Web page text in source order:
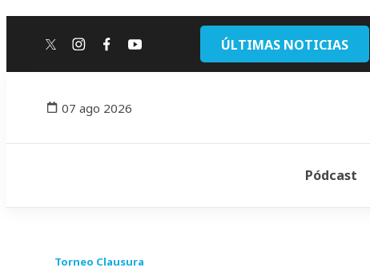
twitterinstagram
facebook
youtube ÚLTIMAS NOTICIAS
07 ago 2026
Pódcast
Torneo Clausura